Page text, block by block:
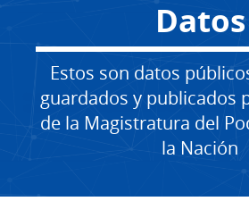
Datos
Estos son datos
guardados y publicados
de la Magistratura del
la Nación